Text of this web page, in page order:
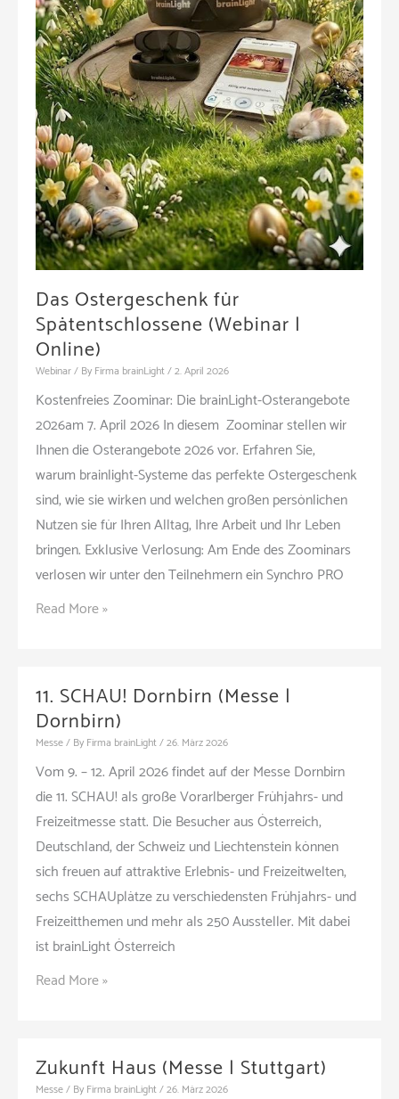
Das Ostergeschenk für
Spätentschlossene (Webinar |
Online)
Webinar/ By Firma brainLight/2. April 2026
Kostenfreies Zoominar: Die brainLight-Osterangebote
2026­am 7. April 2026 In diesem Zoominar stellen wir
Ihnen die Osterangebote 2026 vor. Erfahren Sie,
warum brainlight-Systeme das perfekte Ostergeschenk
sind, wie sie wirken und welchen großen persönlichen
Nutzen sie für Ihren Alltag, Ihre Arbeit und Ihr Leben
bringen. Exklusive Verlosung: Am Ende des Zoominars
verlosen wir unter den Teilnehmern ein Synchro PRO
Das
Spätentschlossene
(Webinar
|
Read More »
11. SCHAU! Dornbirn (Messe |
Dornbirn)
Messe/ By Firma brainLight/26. März 2026
Vom 9. – 12. April 2026 findet auf der Messe Dornbirn
die 11. SCHAU! als große Vorarlberger Frühjahrs- und
Freizeitmesse statt. Die Besucher aus Österreich,
Deutschland, der Schweiz und Liechtenstein können
sich freuen auf attraktive Erlebnis- und Freizeitwelten,
sechs SCHAUplätze zu verschiedensten Frühjahrs- und
Freizeitthemen und mehr als 250 Aussteller. Mit dabei
ist brainLight Österreich
11.
(Messe
|
Read More »
Zukunft Haus (Messe | Stuttgart)
Messe/ By Firma brainLight/26. März 2026